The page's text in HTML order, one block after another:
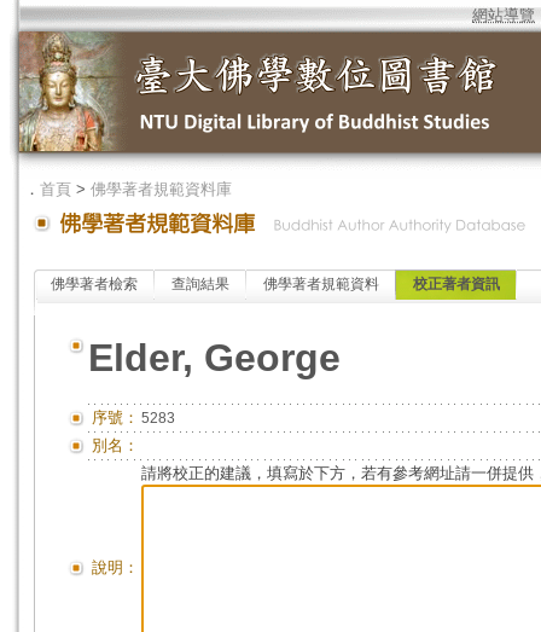
網站導覽
． 首頁 > 佛學著者規範資料庫
佛學著者檢索 查詢結果 佛學著者規範資料 校正著者資訊
Elder, George
序號： 5283
別名：
說明：
請將校正的建議，填寫於下方，若有參考網址請一併提供